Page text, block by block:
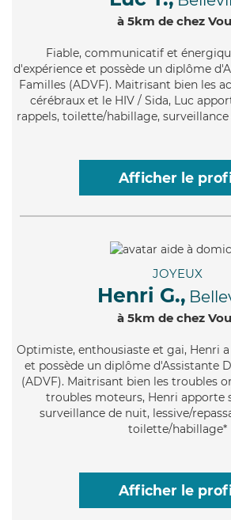
à 5km de chez
Fiable, communicatif et
d'expérience et possède un diplôme
Familles (ADVF). Maitrisant bien les
cérébraux et le HIV / Sida, Luc
rappels, toilette/habillage,
Afficher le
JOYEUX
Henri G.,
à 5km de chez
Optimiste, enthousiaste et gai, Henri
et possède un diplôme d'Assistante
(ADVF). Maitrisant bien les troubles
troubles moteurs, Henri apporte
surveillance de nuit, lessive/
toilette/habillage*
Afficher le